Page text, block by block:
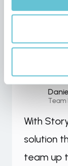
That's
Team
With
solution
team up